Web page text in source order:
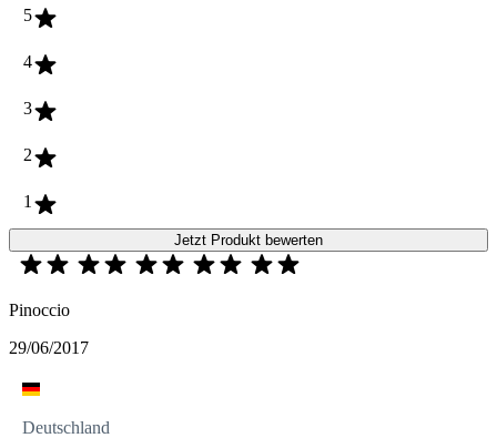
5
4
3
2
1
Jetzt Produkt bewerten
Pinoccio
29/06/2017
Deutschland